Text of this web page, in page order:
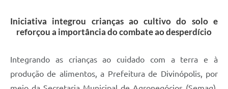
Iniciativa integrou crianças ao cultivo do solo e
reforçou a importância do combate ao desperdício
Integrando as crianças ao cuidado com a terra e à
produção de alimentos, a Prefeitura de Divinópolis, por